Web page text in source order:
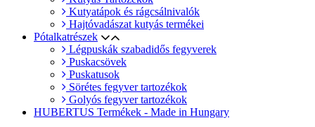
Kutyatápok és rágcsálnivalók
Hajtóvadászat kutyás termékei
Pótalkatrészek
Légpuskák szabadidős fegyverek
Puskacsövek
Puskatusok
Sörétes fegyver tartozékok
Golyós fegyver tartozékok
HUBERTUS Termékek - Made in Hungary